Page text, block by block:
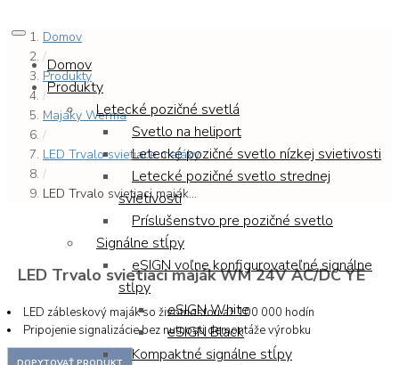
Domov
Produkty
Letecké pozičné svetlá
Svetlo na heliport
Letecké pozičné svetlo nízkej svietivosti
Letecké pozičné svetlo strednej
svietivosti
Príslušenstvo pre pozičné svetlo
Signálne stĺpy
eSIGN voľne konfigurovateľné signálne
stĺpy
eSIGN White
eSIGN Black
Kompaktné signálne stĺpy
Domov
/
Produkty
/
Majáky Werma
/
LED Trvalo svietiace majáky
/
LED Trvalo svietiaci maják...
LED Trvalo svietiaci maják WM 24V AC/DC YE
LED zábleskový maják so životnosťou až 100 000 hodín
Pripojenie signalizácie bez nutnosti demontáže výrobku